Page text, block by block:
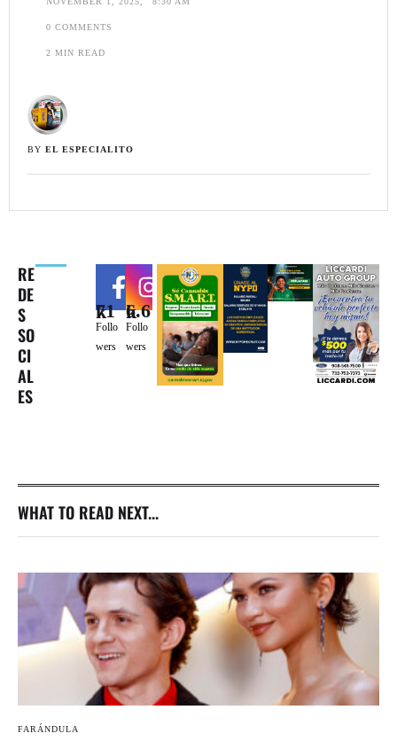
0 COMMENTS
2 MIN READ
BY EL ESPECIALITO
RE
DE
S
SO
CI
AL
ES
71k
Follo
wers
6.6k
Follo
wers
WHAT TO READ NEXT...
FARÁNDULA